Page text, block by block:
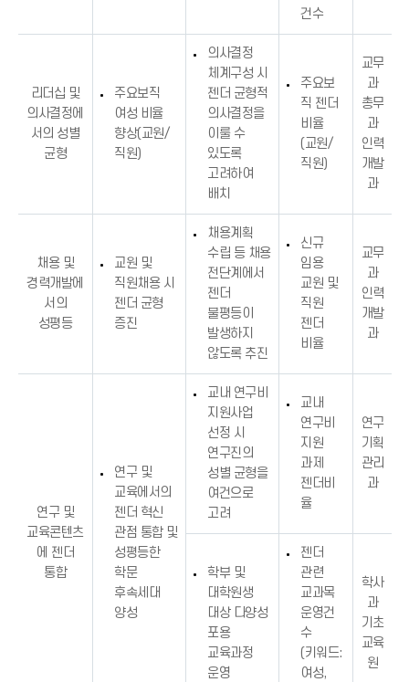
건수
리더십 및
의사결정에
서의 성별
균형
주요보직
여성 비율
향상(교원/
직원)
의사결정
체계구성 시
젠더 균형적
의사결정을
이룰 수
있도록
고려하여
배치
주요보
직 젠더
비율
(교원/
직원)
교무
과
총무
과
인력
개발
과
채용 및
경력개발에
서의
성평등
교원 및
직원채용 시
젠더 균형
증진
채용계획
수립 등 채용
전단계에서
젠더
불평등이
발생하지
않도록 추진
신규
임용
교원 및
직원
젠더
비율
교무
과
인력
개발
과
연구 및
교육콘텐츠
에 젠더
통합
연구 및
교육에서의
젠더 혁신
관점 통합 및
성평등한
학문
후속세대
양성
교내 연구비
지원사업
선정 시
연구진의
성별 균형을
여건으로
고려
교내
연구비
지원
과제
젠더비
율
연구
기획
관리
과
학부 및
대학원생
대상 다양성
포용
교육과정
운영
젠더
관련
교과목
운영건
수
(키워드:
여성,
학사
과
기초
교육
원